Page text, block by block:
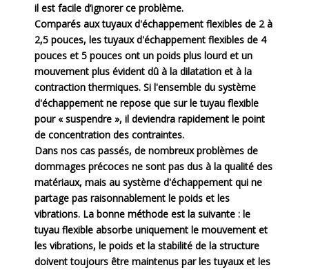
il est facile d’ignorer ce problème.
Comparés aux tuyaux d'échappement flexibles de 2 à
2,5 pouces, les tuyaux d'échappement flexibles de 4
pouces et 5 pouces ont un poids plus lourd et un
mouvement plus évident dû à la dilatation et à la
contraction thermiques. Si l'ensemble du système
d'échappement ne repose que sur le tuyau flexible
pour « suspendre », il deviendra rapidement le point
de concentration des contraintes.
Dans nos cas passés, de nombreux problèmes de
dommages précoces ne sont pas dus à la qualité des
matériaux, mais au système d'échappement qui ne
partage pas raisonnablement le poids et les
vibrations. La bonne méthode est la suivante : le
tuyau flexible absorbe uniquement le mouvement et
les vibrations, le poids et la stabilité de la structure
doivent toujours être maintenus par les tuyaux et les